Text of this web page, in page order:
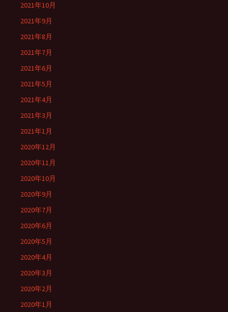
2021年10月
2021年9月
2021年8月
2021年7月
2021年6月
2021年5月
2021年4月
2021年3月
2021年1月
2020年12月
2020年11月
2020年10月
2020年9月
2020年7月
2020年6月
2020年5月
2020年4月
2020年3月
2020年2月
2020年1月